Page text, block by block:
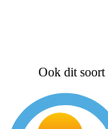
Ook dit soort